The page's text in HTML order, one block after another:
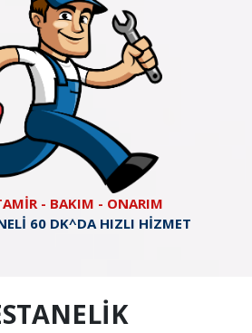
- BAKIM - ONARIM
60 DK^DA HIZLI HİZMET